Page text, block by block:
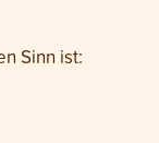
Sinn ist: